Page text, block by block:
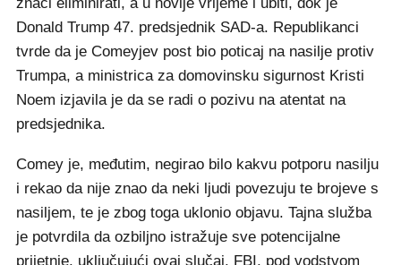
Donald Trump 47. predsjednik SAD-a. Republikanci
tvrde da je Comeyjev post bio poticaj na nasilje protiv
Trumpa, a ministrica za domovinsku sigurnost Kristi
Noem izjavila je da se radi o pozivu na atentat na
predsjednika.
Comey je, međutim, negirao bilo kakvu potporu nasilju
i rekao da nije znao da neki ljudi povezuju te brojeve s
nasiljem, te je zbog toga uklonio objavu. Tajna služba
je potvrdila da ozbiljno istražuje sve potencijalne
prijetnje, uključujući ovaj slučaj. FBI, pod vodstvom